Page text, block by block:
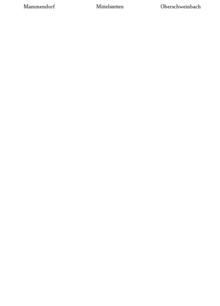
Mammendorf Mittelstetten Oberschweinbach